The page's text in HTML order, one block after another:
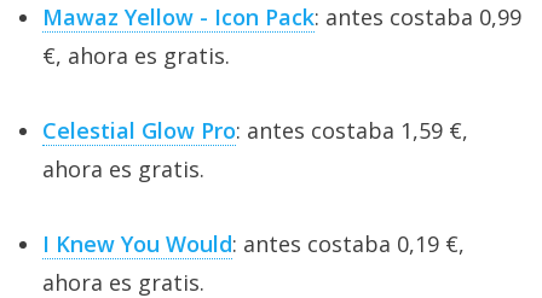
Mawaz Yellow - Icon Pack: antes costaba 0,99
€, ahora es gratis.
Celestial Glow Pro: antes costaba 1,59 €,
ahora es gratis.
I Knew You Would: antes costaba 0,19 €,
ahora es gratis.